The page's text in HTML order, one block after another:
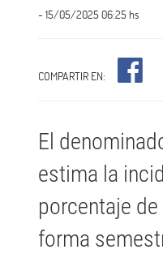
- 15/05/2025 06:25 hs
COMPARTIR EN:
El
estima la
porcentaje
forma